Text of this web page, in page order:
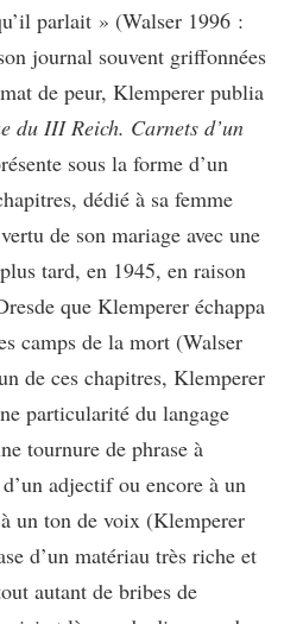
parlait » (Walser 1996 :
journal souvent griffonnées
de peur, Klemperer publia
du III Reich. Carnets d’un
sous la forme d’un
dédié à sa femme
de son mariage avec une
tard, en 1945, en raison
que Klemperer échappa
camps de la mort (Walser
de ces chapitres, Klemperer
particularité du langage
tournure de phrase à
adjectif ou encore à un
un ton de voix (Klemperer
d’un matériau très riche et
autant de bribes de